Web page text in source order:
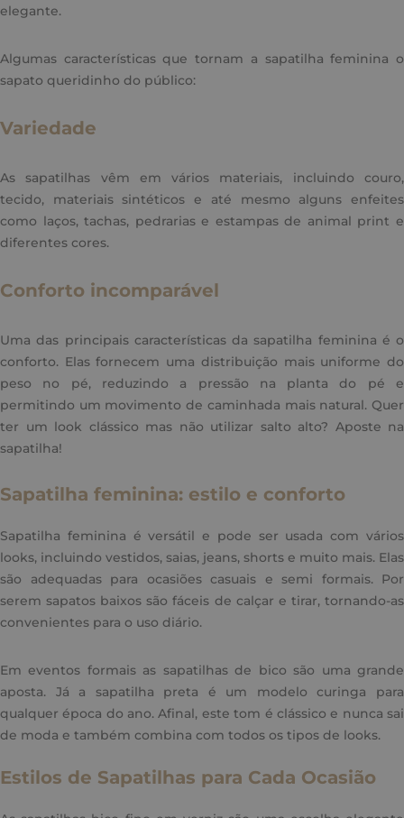
elegante.
Algumas características que tornam a sapatilha feminina o
sapato queridinho do público:
Variedade
As sapatilhas vêm em vários materiais, incluindo couro,
tecido, materiais sintéticos e até mesmo alguns enfeites
como laços, tachas, pedrarias e estampas de animal print e
diferentes cores.
Conforto incomparável
Uma das principais características da sapatilha feminina é o
conforto. Elas fornecem uma distribuição mais uniforme do
peso no pé, reduzindo a pressão na planta do pé e
permitindo um movimento de caminhada mais natural. Quer
ter um look clássico mas não utilizar salto alto? Aposte na
sapatilha!
Sapatilha feminina: estilo e conforto
Sapatilha feminina é versátil e pode ser usada com vários
looks, incluindo vestidos, saias, jeans, shorts e muito mais. Elas
são adequadas para ocasiões casuais e semi formais. Por
serem sapatos baixos são fáceis de calçar e tirar, tornando-as
convenientes para o uso diário.
Em eventos formais as sapatilhas de bico são uma grande
aposta. Já a sapatilha preta é um modelo curinga para
qualquer época do ano. Afinal, este tom é clássico e nunca sai
de moda e também combina com todos os tipos de looks.
Estilos de Sapatilhas para Cada Ocasião